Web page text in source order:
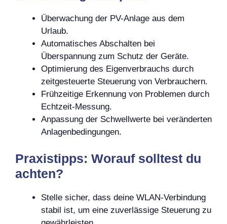
Überwachung der PV-Anlage aus dem
Urlaub.
Automatisches Abschalten bei
Überspannung zum Schutz der Geräte.
Optimierung des Eigenverbrauchs durch
zeitgesteuerte Steuerung von Verbrauchern.
Frühzeitige Erkennung von Problemen durch
Echtzeit-Messung.
Anpassung der Schwellwerte bei veränderten
Anlagenbedingungen.
Praxistipps: Worauf solltest du
achten?
Stelle sicher, dass deine WLAN-Verbindung
stabil ist, um eine zuverlässige Steuerung zu